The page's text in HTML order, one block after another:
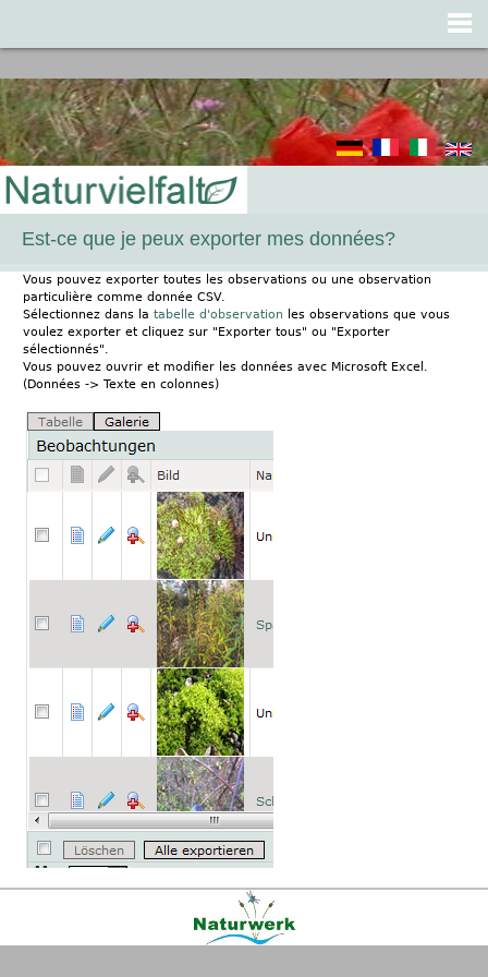
Est-ce que je peux exporter mes données?
Vous pouvez exporter toutes les observations ou une observation
particulière comme donnée CSV.
Sélectionnez dans la tabelle d'observation les observations que vous
voulez exporter et cliquez sur "Exporter tous" ou "Exporter
sélectionnés".
Vous pouvez ouvrir et modifier les données avec Microsoft Excel.
(Données -> Texte en colonnes)
|AGB|